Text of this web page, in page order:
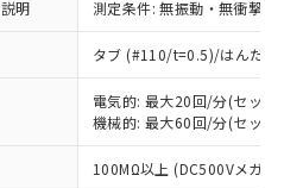
明 測定条件: 無振動・無衝撃
タブ (#110/t=0.5)/はんだづ
電気的: 最大20回/分(セット
機械的: 最大60回/分(セット
100MΩ以上 (DC500Vメガ)
指令（10物質）の
品が提供可能な商品で